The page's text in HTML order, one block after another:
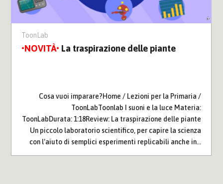
La traspirazione delle piante
ToonLab
Cosa vuoi imparare?Home / Lezioni per la Primaria /
ToonLabToonlab I suoni e la luce Materia:
ToonLabDurata: 1:18Review: La traspirazione delle piante
Un piccolo laboratorio scientifico, per capire la scienza
con l'aiuto di semplici esperimenti replicabili anche in...